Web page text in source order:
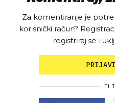
Za komentiranje je
korisnički račun?
registriraj se i
ILI